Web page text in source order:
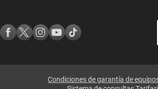
Condiciones de garantía de